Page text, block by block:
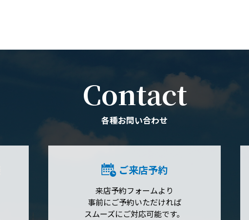
Contact
各種お問い合わせ
ご来店予約
来店予約フォームより
事前にご予約いただければ
スムーズにご対応可能です。